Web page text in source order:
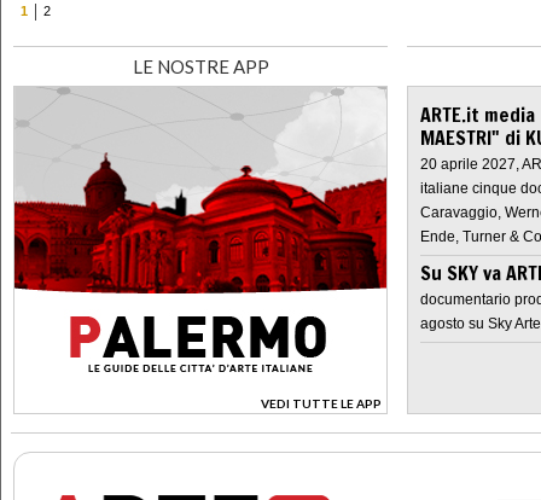
1 2
LE NOSTRE APP
VEDI TUTTE LE APP
>
ARTE.it
MAESTRI" di
20 aprile 2027,
italiane cinque
Caravaggio,
Ende, Turner &
Su SKY va
documentario
agosto su Sky Arte